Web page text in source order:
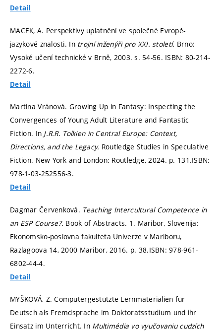
Detail
MACEK, A. Perspektivy uplatnění ve společné Evropě-
jazykové znalosti. In trojní inženýři pro XXI. století. Brno:
Vysoké učení technické v Brně, 2003.s. 54-56. ISBN: 80-214-
2272-6.
Detail
Martina Vránová. Growing Up in Fantasy: Inspecting the
Convergences of Young Adult Literature and Fantastic
Fiction. In J.R.R. Tolkien in Central Europe: Context,
Directions, and the Legacy. Routledge Studies in Speculative
Fiction. New York and London: Routledge, 2024. p. 131.ISBN:
978-1-03-252556-3.
Detail
Dagmar Červenková. Teaching Intercultural Competence in
an ESP Course?. Book of Abstracts. 1. Maribor, Slovenija:
Ekonomsko-poslovna fakulteta Univerze v Mariboru,
Razlagoova 14, 2000 Maribor, 2016. p. 38.ISBN: 978-961-
6802-44-4.
Detail
MYŠKOVÁ, Z. Computergestützte Lernmaterialien für
Deutsch als Fremdsprache im Doktoratsstudium und ihr
Einsatz im Unterricht. In Multimédia vo vyučovaniu cudzích